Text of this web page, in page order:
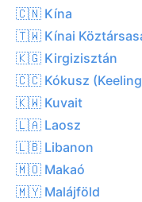
🇨🇳 Kína
🇹🇼 Kínai
🇰🇬 Kirgizisztán
🇨🇨 Kókusz
🇰🇼 Kuvait
🇱🇦 Laosz
🇱🇧 Libanon
🇲🇴 Makaó
🇲🇾 Malájföld